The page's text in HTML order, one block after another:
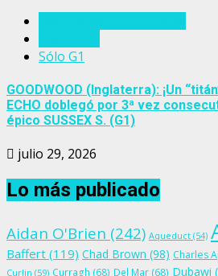
Sólo G1
GOODWOOD (Inglaterra): ¡Un
ECHO doblegó por 3ª vez
épico SUSSEX S. (G1)
julio 29, 2026
Lo más publicado
Aidan O'Brien (242) Aqueduct (54)
Baffert (119) Chad Brown (98) Charles
Curlin (59) Curragh (68) Del Mar (68) Dubawi